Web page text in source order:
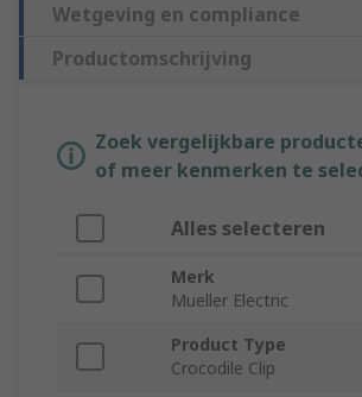
Wetgeving en compliance
Productomschrijving
Zoek vergelijkbare
of meer kenmerken te
Alles selecteren
Merk
Mueller Electric
Product Type
Crocodile Clip